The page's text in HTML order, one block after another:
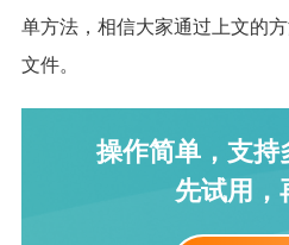
单方法，相信大家通过上文的
文件。
操作简单，支持
先试用，